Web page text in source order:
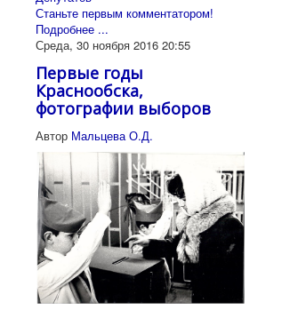
Станьте первым комментатором!
Подробнее ...
Среда, 30 ноября 2016 20:55
Первые годы
Краснообска,
фотографии выборов
Автор Мальцева О.Д.